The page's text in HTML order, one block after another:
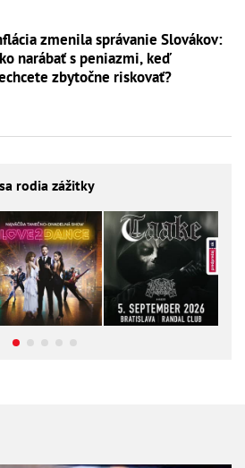
zmenila správanie Slovákov:
narábať s peniazmi, keď
zbytočne riskovať?
rodia zážitky